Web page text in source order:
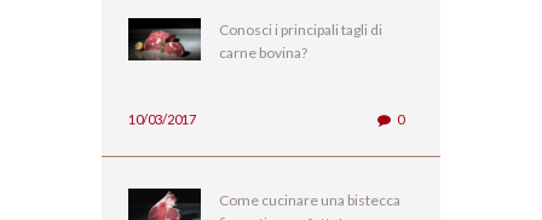
Conosci i principali tagli di
carne bovina?
10/03/2017 0
Come cucinare una bistecca